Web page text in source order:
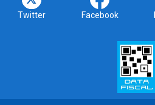
Twitter Facebook